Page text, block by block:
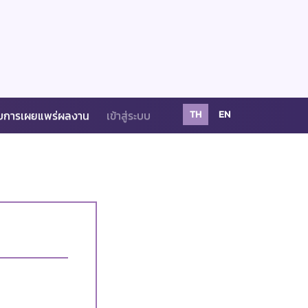
ารเผยแพร่ผลงาน เข้าสู่ระบบ TH EN